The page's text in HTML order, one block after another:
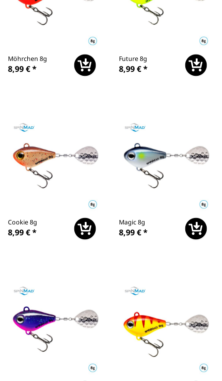
Möhrchen 8g
8,99 €*
Future 8g
8,99 €*
Cookie 8g
8,99 €*
Magic 8g
8,99 €*